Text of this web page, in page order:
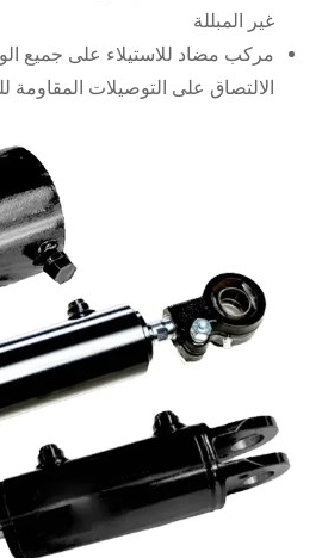
غير المبللة
مركب مضاد للاستيلاء على جميع
الالتصاق على التوصيلات المقاومة